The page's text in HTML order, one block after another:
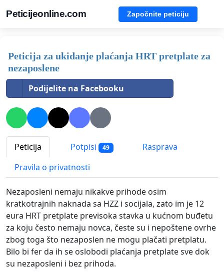
Peticijeonline.com Započnite peticiju
Peticija za ukidanje plaćanja HRT pretplate za
nezaposlene
Podijelite na Facebooku
Peticija Potpisi 49
Rasprava
Pravila o privatnosti
Nezaposleni nemaju nikakve prihode osim
kratkotrajnih naknada sa HZZ i socijala, zato im je 12
eura HRT pretplate previsoka stavka u kućnom buđetu
za koju često nemaju novca, česte su i nepoštene ovrhe
zbog toga što nezaposlen ne mogu plačati pretplatu.
Bilo bi fer da ih se oslobodi plaćanja pretplate sve dok
su nezaposleni i bez prihoda.